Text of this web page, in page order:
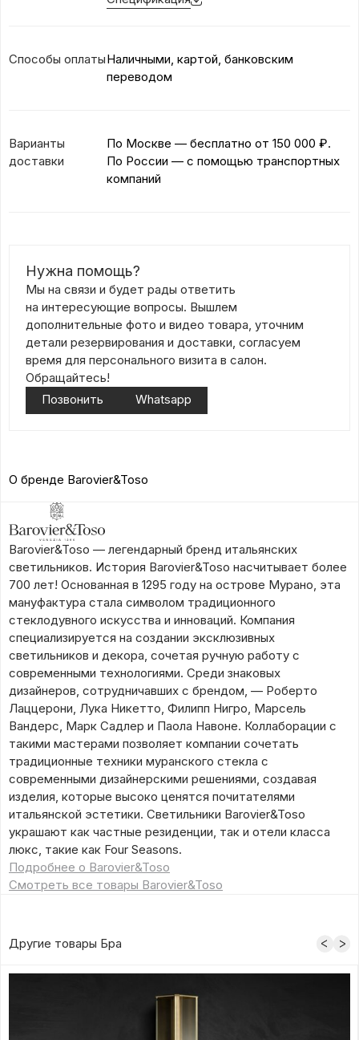
Способы оплатыНаличными, картой, банковским
переводом
Варианты
доставки
По Москве — бесплатно от 150 000 ₽.
По России — с помощью транспортных
компаний
Нужна помощь?
Мы на связи и будет рады ответить
на интересующие вопросы. Вышлем
дополнительные фото и видео товара, уточним
детали резервирования и доставки, согласуем
время для персонального визита в салон.
Обращайтесь!
Позвонить
Whatsapp
О бренде Barovier&Toso
Barovier&Toso — легендарный бренд итальянских
светильников. История Barovier&Toso насчитывает более
700 лет! Основанная в 1295 году на острове Мурано, эта
мануфактура стала символом традиционного
стеклодувного искусства и инноваций. Компания
специализируется на создании эксклюзивных
светильников и декора, сочетая ручную работу с
современными технологиями. Среди знаковых
дизайнеров, сотрудничавших с брендом, — Роберто
Лаццерони, Лука Никетто, Филипп Нигро, Марсель
Вандерс, Марк Садлер и Паола Навоне. Коллаборации с
такими мастерами позволяет компании сочетать
традиционные техники муранского стекла с
современными дизайнерскими решениями, создавая
изделия, которые высоко ценятся почитателями
итальянской эстетики. Светильники Barovier&Toso
украшают как частные резиденции, так и отели класса
люкс, такие как Four Seasons.
Подробнее о Barovier&Toso
Смотреть все товары Barovier&Toso
Другие товары Бра